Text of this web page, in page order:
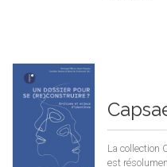
La collection
est